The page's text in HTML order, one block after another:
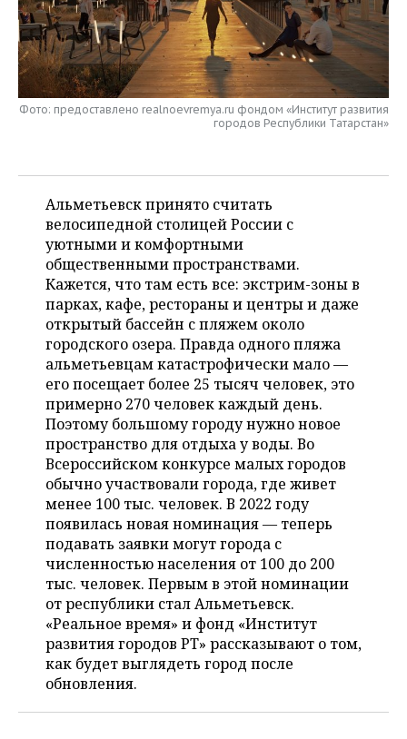
НЕФТЬ
ОПК
ЭНЕРГЕТИКА
РОЗНИЧНАЯ ТОРГОВЛЯ
ТРАНСПОРТ
УСЛУГИ
НОВОСТИ ТЕХНОЛОГИЙ
IT
МЕДИА
МЕРОПРИЯТИЯ
НОВОСТИ МЕРОПРИЯТИЙ
ВЫЕЗДНАЯ РЕДАКЦИЯ
ONLINE-КОНФЕРЕНЦИИ
ОТКРЫТАЯ ЛЕКЦИЯ
СПОРТ
НОВОСТИ СПОРТА
ХОККЕЙ
БАСКЕТБОЛ
ВОЛЕЙБОЛ
КИБЕРСПОРТ
ФИГУРНОЕ КАТАНИЕ
ВОДНЫЕ ВИДЫ СПОРТА
ХОККЕЙ С МЯЧОМ
ОБЩЕСТВО
ВЛАСТЬ
ИНФРАСТРУКТУРА
ИСТОРИЯ
КУЛЬТУРА
МЕДИЦИНА
ОБРАЗОВАНИЕ
ПРОИСШЕСТВИЯ
СЮЖЕТЫ
СПРАВОЧНИК
СПИСОК ПЕРСОН
СПИСОК КОМПАНИЙ
ПОЛНАЯ ВЕРСИЯ
Фото: предоставлено realnoevremya.ru фондом «Институт развития
городов Республики Татарстан»
Альметьевск принято считать
велосипедной столицей России с
уютными и комфортными
общественными пространствами.
Кажется, что там есть все: экстрим-зоны в
парках, кафе, рестораны и центры и даже
открытый бассейн с пляжем около
городского озера. Правда одного пляжа
альметьевцам катастрофически мало —
его посещает более 25 тысяч человек, это
примерно 270 человек каждый день.
Поэтому большому городу нужно новое
пространство для отдыха у воды. Во
Всероссийском конкурсе малых городов
обычно участвовали города, где живет
менее 100 тыс. человек. В 2022 году
появилась новая номинация — теперь
подавать заявки могут города с
численностью населения от 100 до 200
тыс. человек. Первым в этой номинации
от республики стал Альметьевск.
«Реальное время» и фонд «Институт
развития городов РТ» рассказывают о том,
как будет выглядеть город после
обновления.